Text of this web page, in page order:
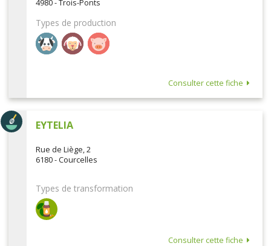
4980 - Trois-Ponts
Types de production
Consulter cette fiche
EYTELIA
Rue de Liège, 2
6180 - Courcelles
Types de transformation
Consulter cette fiche